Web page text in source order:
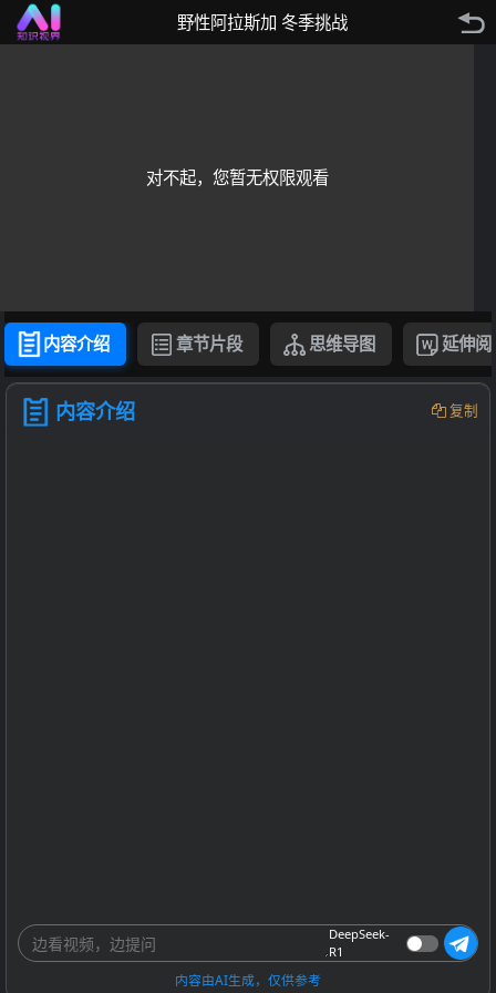
野性阿拉斯加 冬季挑战
对不起，您暂无权限观看
内容介绍 章节片段 思维导图 延伸
内容介绍 复制
DeepSeek-
R1
内容由AI生成，仅供参考